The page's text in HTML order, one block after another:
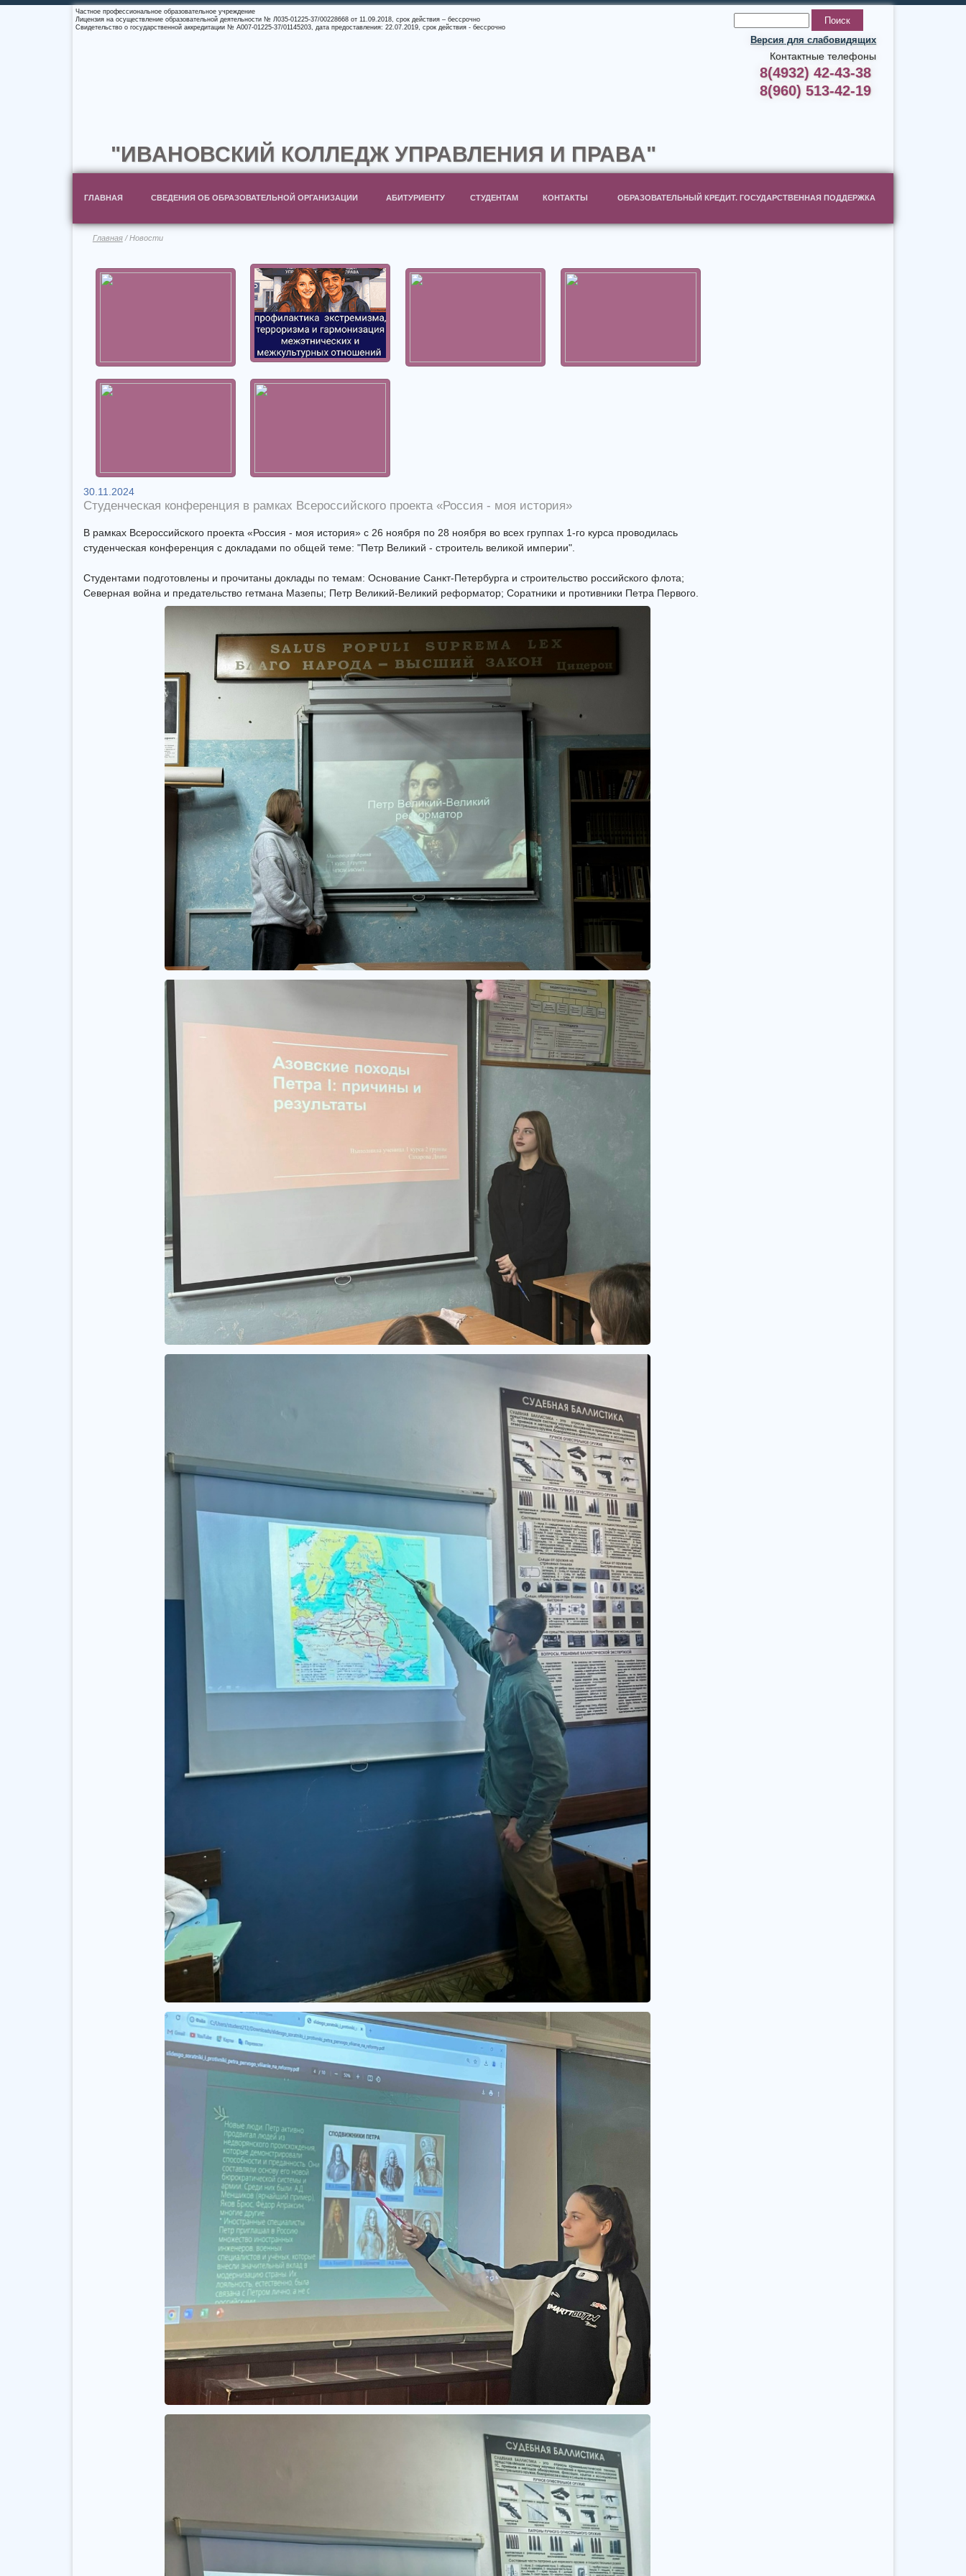
Частное профессиональное образовательное учреждение
Лицензия на осуществление образовательной деятельности № Л035-01225-37/00228668 от 11.09.2018, срок действия – бессрочно
Свидетельство о государственной аккредитации № А007-01225-37/01145203, дата предоставления: 22.07.2019, срок действия - бессрочно
Версия для слабовидящих
Контактные телефоны
8(4932) 42-43-38
8(960) 513-42-19
"ИВАНОВСКИЙ КОЛЛЕДЖ УПРАВЛЕНИЯ И ПРАВА"
ГЛАВНАЯ СВЕДЕНИЯ ОБ ОБРАЗОВАТЕЛЬНОЙ ОРГАНИЗАЦИИ АБИТУРИЕНТУ СТУДЕНТАМ КОНТАКТЫ ОБРАЗОВАТЕЛЬНЫЙ КРЕДИТ. ГОСУДАРСТВЕННАЯ ПОДДЕРЖКА
Главная/ Новости
30.11.2024
Студенческая конференция в рамках Всероссийского проекта «Россия - моя история»
В рамках Всероссийского проекта «Россия - моя история» с 26 ноября по 28 ноября во всех группах 1-го курса проводилась
студенческая конференция с докладами по общей теме: "Петр Великий - строитель великой империи".
Студентами подготовлены и прочитаны доклады по темам: Основание Санкт-Петербурга и строительство российского флота;
Северная война и предательство гетмана Мазепы; Петр Великий-Великий реформатор; Соратники и противники Петра Первого.